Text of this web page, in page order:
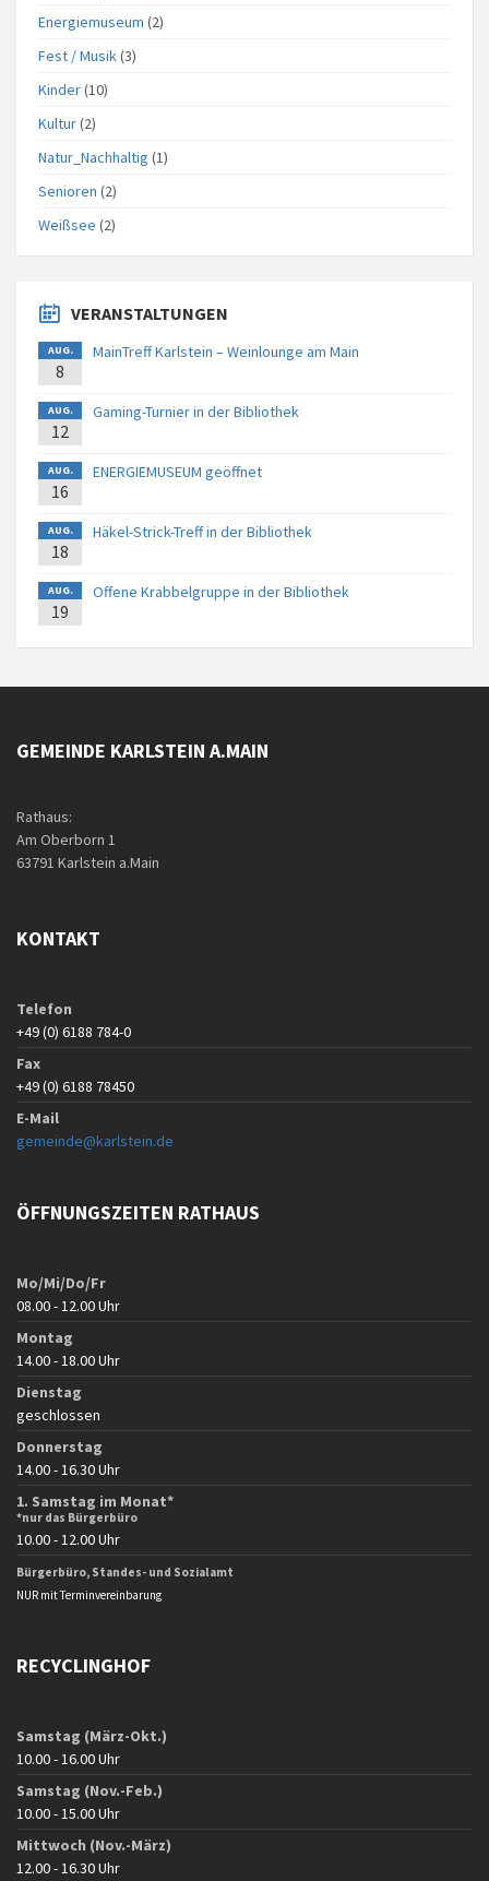
Energiemuseum (2)
Fest / Musik(3)
Kinder(10)
Kultur(2)
Natur_Nachhaltig (1)
Senioren (2)
Weißsee (2)
VERANSTALTUNGEN
AUG.
8
MainTreff Karlstein – Weinlounge am Main
AUG.
12
Gaming-Turnier in der Bibliothek
AUG.
16
ENERGIEMUSEUM geöffnet
AUG.
18
Häkel-Strick-Treff in der Bibliothek
AUG.
19
Offene Krabbelgruppe in der Bibliothek
GEMEINDE KARLSTEIN A.MAIN
Rathaus:
Am Oberborn 1
63791 Karlstein a.Main
KONTAKT
Telefon
+49 (0) 6188 784-0
Fax
+49 (0) 6188 78450
E-Mail
gemeinde@karlstein.de
ÖFFNUNGSZEITEN RATHAUS
Mo/Mi/Do/Fr
08.00 - 12.00 Uhr
Montag
14.00 - 18.00 Uhr
Dienstag
geschlossen
Donnerstag
14.00 - 16.30 Uhr
1. Samstag im Monat*
*nur das Bürgerbüro
10.00 - 12.00 Uhr
Bürgerbüro, Standes- und Sozialamt
NUR mit Terminvereinbarung
RECYCLINGHOF
Samstag (März-Okt.)
10.00 - 16.00 Uhr
Samstag (Nov.-Feb.)
10.00 - 15.00 Uhr
Mittwoch (Nov.-März)
12.00 - 16.30 Uhr